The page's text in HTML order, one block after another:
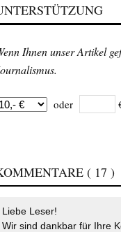
Ihnen unser Artikel
oder
( 17 )
Liebe Leser!
Wir sind dankbar für Ihre